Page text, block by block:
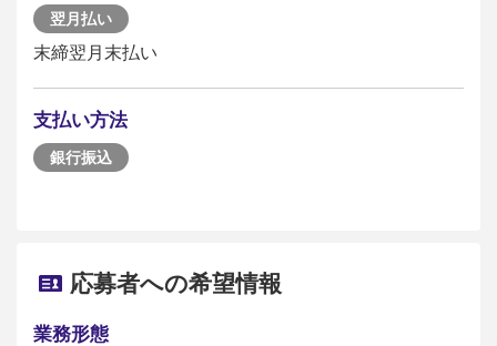
翌月払い
末締翌月末払い
支払い方法
銀行振込
応募者への希望情報
業務形態